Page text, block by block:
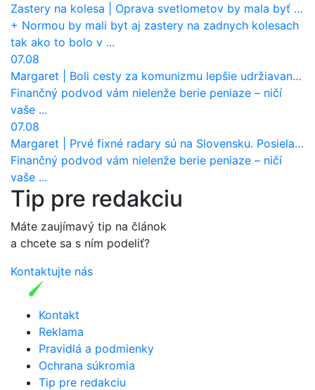
Zastery na kolesa
Oprava svetlometov by mala byť normou. Jeden nový dnes stojí priemerne 1251 eur!
+ Normou by mali byt aj zastery na zadnych kolesach
tak ako to bolo v ...
07.08
Margaret
Boli cesty za komunizmu lepšie udržiavané ako dnes?
Finančný podvod vám nielenže berie peniaze – ničí
vaše ...
07.08
Margaret
Prvé fixné radary sú na Slovensku. Posielajú už pokuty? Ukáže ich Waze?
Finančný podvod vám nielenže berie peniaze – ničí
vaše ...
Tip pre redakciu
Máte zaujímavý tip na článok
a chcete sa s ním podeliť?
Kontaktujte nás
Kontakt
Reklama
Pravidlá a podmienky
Ochrana súkromia
Tip pre redakciu